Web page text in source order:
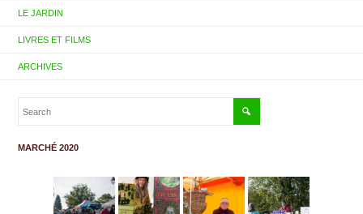
LE JARDIN
LIVRES ET FILMS
ARCHIVES
MARCHÉ 2020